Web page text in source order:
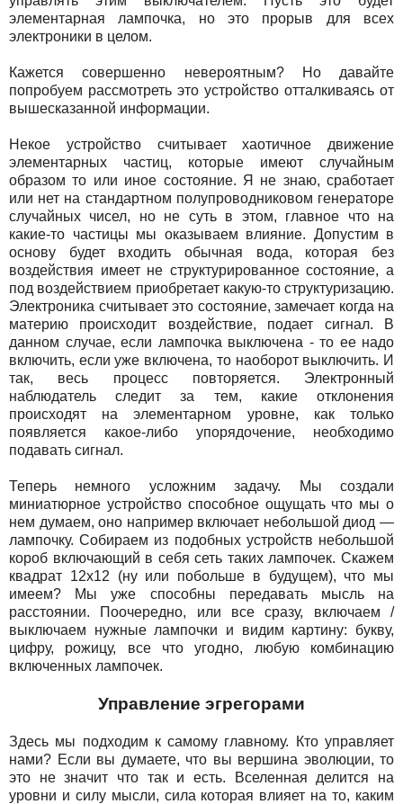
элементарная лампочка, но это прорыв для всех
электроники в целом.
Кажется совершенно невероятным? Но давайте
попробуем рассмотреть это устройство отталкиваясь от
вышесказанной информации.
Некое устройство считывает хаотичное движение
элементарных частиц, которые имеют случайным
образом то или иное состояние. Я не знаю, сработает
или нет на стандартном полупроводниковом генераторе
случайных чисел, но не суть в этом, главное что на
какие-то частицы мы оказываем влияние. Допустим в
основу будет входить обычная вода, которая без
воздействия имеет не структурированное состояние, а
под воздействием приобретает какую-то структуризацию.
Электроника считывает это состояние, замечает когда на
материю происходит воздействие, подает сигнал. В
данном случае, если лампочка выключена - то ее надо
включить, если уже включена, то наоборот выключить. И
так, весь процесс повторяется. Электронный
наблюдатель следит за тем, какие отклонения
происходят на элементарном уровне, как только
появляется какое-либо упорядочение, необходимо
подавать сигнал.
Теперь немного усложним задачу. Мы создали
миниатюрное устройство способное ощущать что мы о
нем думаем, оно например включает небольшой диод —
лампочку. Собираем из подобных устройств небольшой
короб включающий в себя сеть таких лампочек. Скажем
квадрат 12х12 (ну или побольше в будущем), что мы
имеем? Мы уже способны передавать мысль на
расстоянии. Поочередно, или все сразу, включаем /
выключаем нужные лампочки и видим картину: букву,
цифру, рожицу, все что угодно, любую комбинацию
включенных лампочек.
Управление эгрегорами
Здесь мы подходим к самому главному. Кто управляет
нами? Если вы думаете, что вы вершина эволюции, то
это не значит что так и есть. Вселенная делится на
уровни и силу мысли, сила которая влияет на то, каким